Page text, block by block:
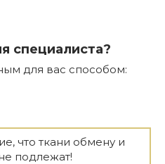
специалиста?
для вас способом:
что ткани обмену и
подлежат!